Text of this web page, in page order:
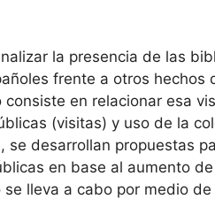
la presencia de las
frente a otros hechos
en relacionar esa
(visitas) y uso de la
se desarrollan propuestas
en base al aumento
lleva a cabo por medio